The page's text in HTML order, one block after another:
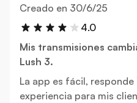
Creado en 30 de junio de
30/6/25
4.0
Mis transmisiones
Lush 3.
La app es fácil,
experiencia para mis